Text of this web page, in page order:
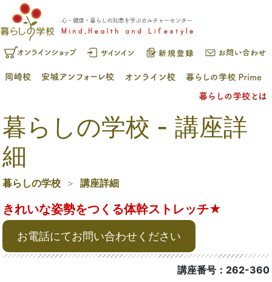
暮らしの学校 - 講座詳
細
暮らしの学校 講座詳細
きれいな姿勢をつくる体幹ストレッチ★
お電話にてお問い合わせください
講座番号：262-360